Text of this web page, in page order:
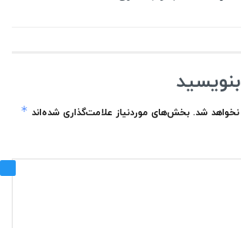
شد. بخش‌های موردنیاز علامت‌گذاری شده‌اند *